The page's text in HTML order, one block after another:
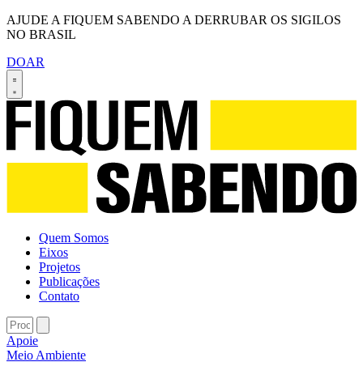
AJUDE A FIQUEM SABENDO A DERRUBAR OS SIGILOS
NO BRASIL
DOAR
Quem Somos
Eixos
Projetos
Publicações
Contato
Apoie
Meio Ambiente